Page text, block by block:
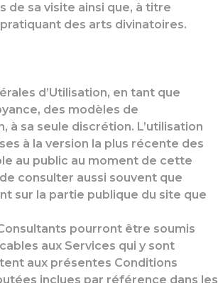
de sa visite ainsi que, à titre
des arts divinatoires.
d’Utilisation, en tant que
des modèles de
à sa seule discrétion. L’utilisation
à la version la plus récente des
au public au moment de cette
consulter aussi souvent que
sur la partie publique du site que
pourront être soumis
aux Services qui y sont
aux présentes Conditions
inclues par référence dans les